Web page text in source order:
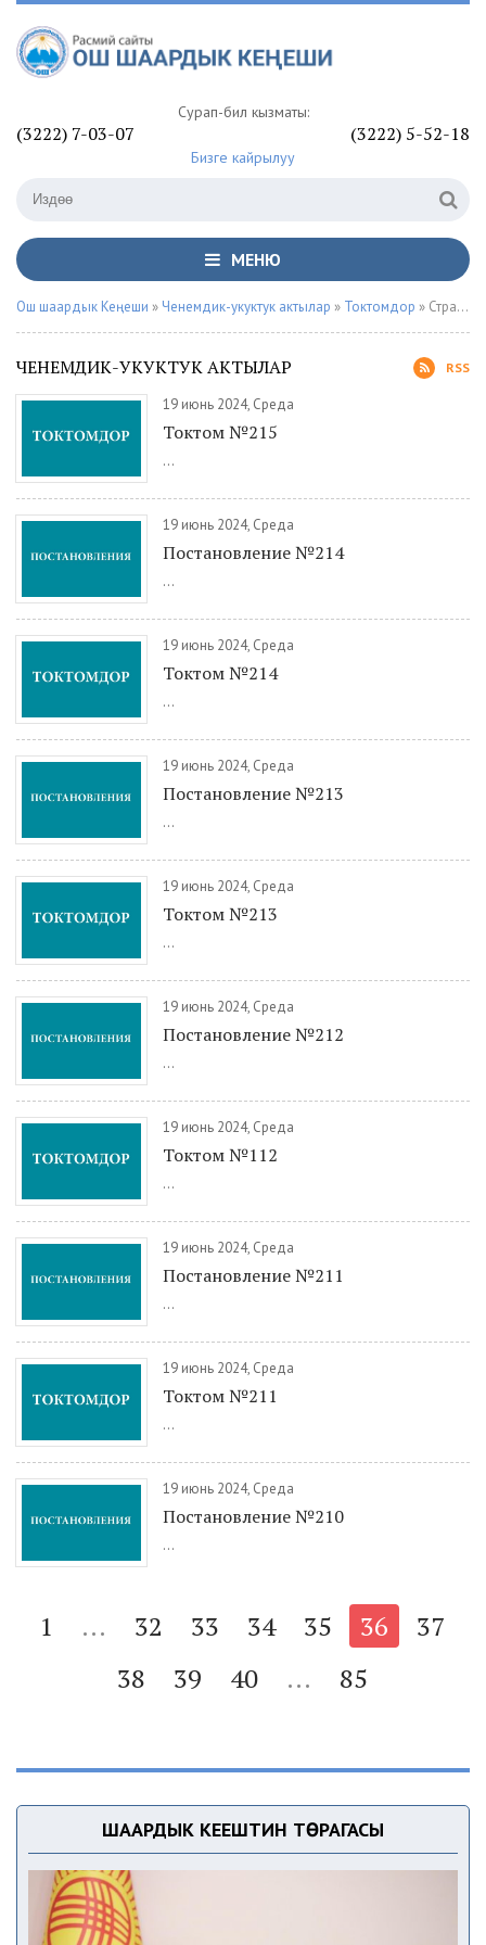
Сурап-билүү кызматы:
(3222) 7-03-07 (3222) 5-52-18
Бизге кайрылуу
МЕНЮ
Ош шаардык Кеңеши » Ченемдик-укуктук актылар » Токтомдор » Страница 36
ЧЕНЕМДИК-УКУКТУК АКТЫЛАР RSS
19 июнь 2024, Среда
Токтом №215
...
19 июнь 2024, Среда
Постановление №214
...
19 июнь 2024, Среда
Токтом №214
...
19 июнь 2024, Среда
Постановление №213
...
19 июнь 2024, Среда
Токтом №213
...
19 июнь 2024, Среда
Постановление №212
...
19 июнь 2024, Среда
Токтом №112
...
19 июнь 2024, Среда
Постановление №211
...
19 июнь 2024, Среда
Токтом №211
...
19 июнь 2024, Среда
Постановление №210
...
1 ... 32 33 34 35 36
37
38
39 40 ... 85
ШААРДЫК КЕҢЕШТИН ТӨРАГАСЫ